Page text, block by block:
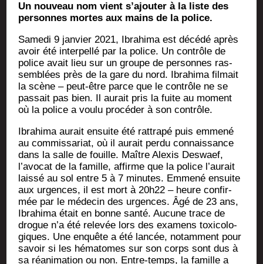
Un nou­veau nom vient s’ajouter à la liste des
per­sonnes mortes aux mains de la police.
Same­di 9 jan­vier 2021, Ibra­hi­ma est décé­dé après
avoir été inter­pel­lé par la police. Un contrôle de
police avait lieu sur un groupe de per­sonnes ras­
sem­blées près de la gare du nord. Ibra­hi­ma fil­mait
la scène – peut-être parce que le contrôle ne se
pas­sait pas bien. Il aurait pris la fuite au moment
où la police a vou­lu pro­cé­der à son contrôle.
Ibra­hi­ma aurait ensuite été rat­tra­pé puis emme­né
au com­mis­sa­riat, où il aurait per­du connais­sance
dans la salle de fouille. Maître Alexis Des­waef,
l’avocat de la famille, affirme que la police l’aurait
lais­sé au sol entre 5 à 7 minutes. Emme­né ensuite
aux urgences, il est mort à 20h22 – heure confir­
mée par le méde­cin des urgences. Âgé de 23 ans,
Ibra­hi­ma était en bonne san­té. Aucune trace de
drogue n’a été rele­vée lors des exa­mens toxi­co­lo­
giques. Une enquête a été lan­cée, notam­ment pour
savoir si les héma­tomes sur son corps sont dus à
sa réani­ma­tion ou non. Entre-temps, la famille a